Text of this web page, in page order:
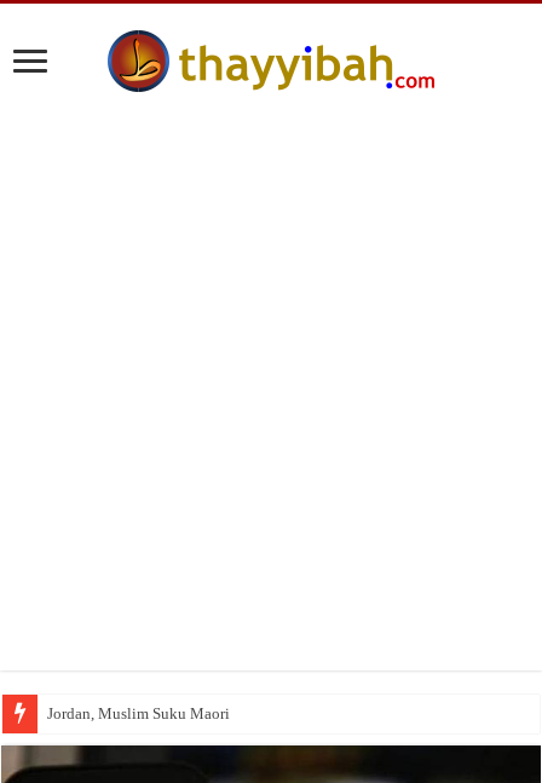
Jordan, Muslim Suku Maori